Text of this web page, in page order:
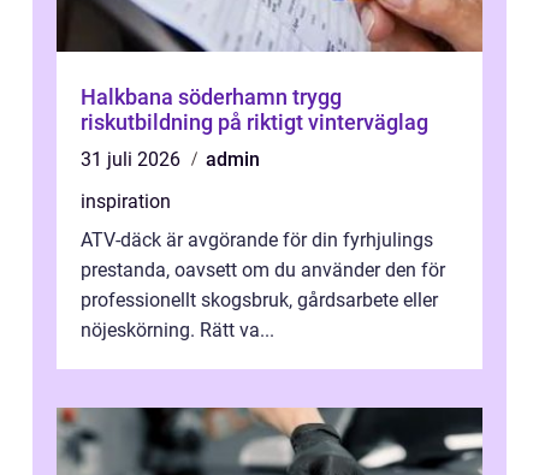
Halkbana söderhamn trygg
riskutbildning på riktigt vinterväglag
31 juli 2026
admin
inspiration
ATV-däck är avgörande för din fyrhjulings
prestanda, oavsett om du använder den för
professionellt skogsbruk, gårdsarbete eller
nöjeskörning. Rätt va...